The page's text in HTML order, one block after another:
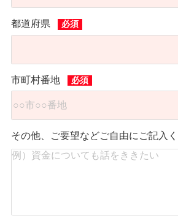
都道府県
市町村番地
その他、ご要望などご自由にご記入